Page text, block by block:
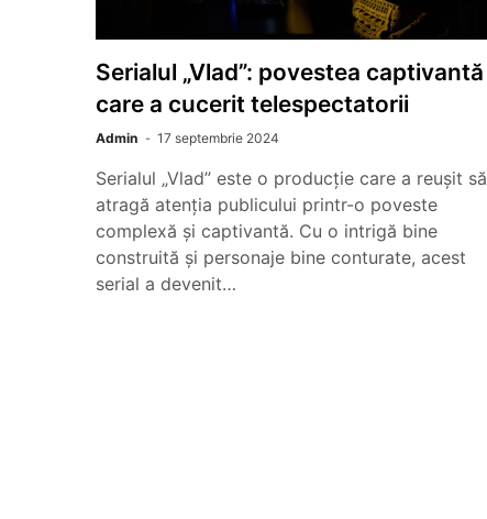
Serialul „Vlad”: povestea captivantă
care a cucerit telespectatorii
Admin 17 septembrie 2024
Serialul „Vlad” este o producție care a reușit să
atragă atenția publicului printr-o poveste
complexă și captivantă. Cu o intrigă bine
construită și personaje bine conturate, acest
serial a devenit…